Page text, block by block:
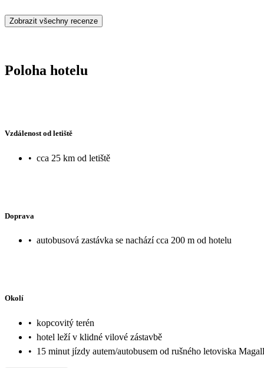
Zobrazit všechny recenze
Poloha hotelu
Vzdálenost od letiště
• cca 25 km od letiště
Doprava
• autobusová zastávka se nachází cca 200 m od hotelu
Okolí
• kopcovitý terén
• hotel leží v klidné vilové zástavbě
• 15 minut jízdy autem/autobusem od rušného letoviska